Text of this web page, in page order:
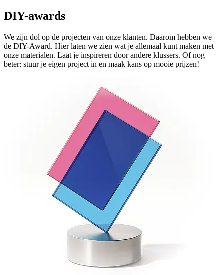
DIY-awards
We zijn dol op de projecten van onze klanten. Daarom hebben we
de DIY-Award. Hier laten we zien wat je allemaal kunt maken met
onze materialen. Laat je inspireren door andere klussers. Of nog
beter: stuur je eigen project in en maak kans op mooie prijzen!